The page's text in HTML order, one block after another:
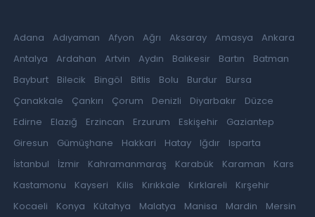
Adana Adıyaman Afyon Ağrı Aksaray Amasya
Ankara
Antalya
Ardahan Artvin Aydın Balıkesir Bartın
Batman
Bayburt
Bilecik Bingöl Bitlis Bolu Burdur
Bursa
Çanakkale
Çankırı Çorum Denizli Diyarbakır
Düzce
Edirne
Elazığ Erzincan Erzurum Eskişehir
Gaziantep
Giresun
Gümüşhane Hakkari Hatay Iğdır
Isparta
İstanbul
İzmir Kahramanmaraş Karabük Karaman
Kars
Kastamonu
Kayseri Kilis Kırıkkale Kırklareli
Kırşehir
Kocaeli
Konya Kütahya Malatya Manisa Mardin
Mersin